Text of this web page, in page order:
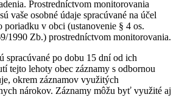
Prostredníctvom monitorovania
vaše osobné údaje spracúvané na účel
poriadku v obci (ustanovenie § 4 os.
1990 Zb.) prostredníctvom monitorovania.
spracúvané po dobu 15 dní od ich
tejto lehoty obec záznamy s odbornou
okrem záznamov využitých
nárokov. Záznamy môžu byť využité aj